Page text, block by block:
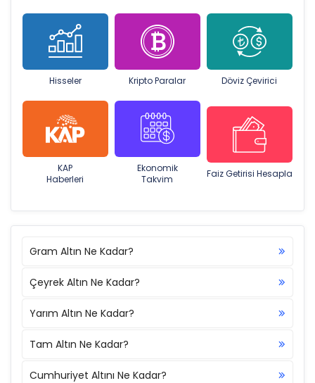
Hisseler Kripto Paralar Döviz Çevirici
KAP
Haberleri
Ekonomik
Takvim
Faiz Getirisi Hesapla
Gram Altın Ne Kadar?
Çeyrek Altın Ne Kadar?
Yarım Altın Ne Kadar?
Tam Altın Ne Kadar?
Cumhuriyet Altını Ne Kadar?